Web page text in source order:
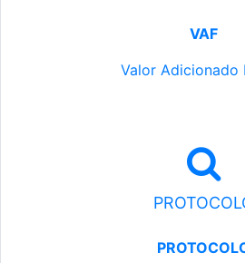
VAF
Valor Adicionado